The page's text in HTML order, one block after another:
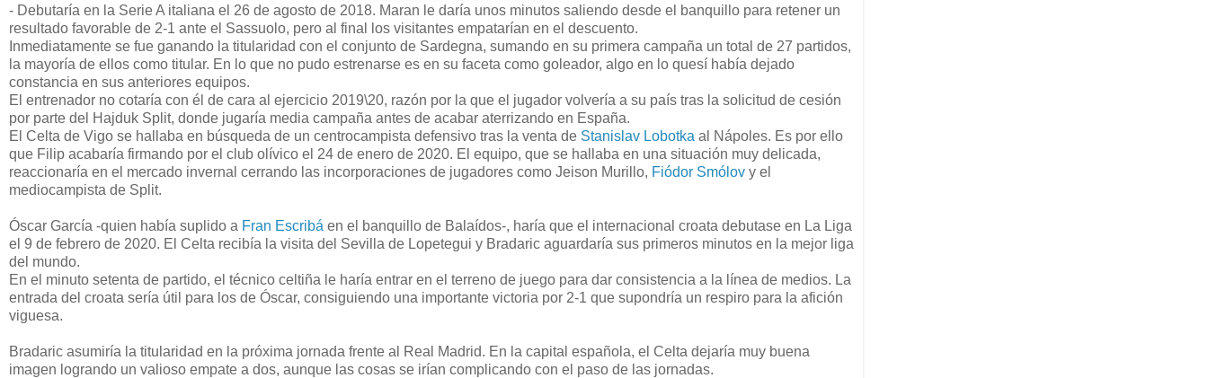
- Debutaría en la Serie A italiana el 26 de agosto de 2018. Maran le daría unos minutos saliendo desde el banquillo para retener un
resultado favorable de 2-1 ante el Sassuolo, pero al final los visitantes empatarían en el descuento.
Inmediatamente se fue ganando la titularidad con el conjunto de Sardegna, sumando en su primera campaña un total de 27 partidos,
la mayoría de ellos como titular. En lo que no pudo estrenarse es en su faceta como goleador, algo en lo quesí había dejado
constancia en sus anteriores equipos.
El entrenador no cotaría con él de cara al ejercicio 2019\20, razón por la que el jugador volvería a su país tras la solicitud de cesión
por parte del Hajduk Split, donde jugaría media campaña antes de acabar aterrizando en España.
El Celta de Vigo se hallaba en búsqueda de un centrocampista defensivo tras la venta de Stanislav Lobotka al Nápoles. Es por ello
que Filip acabaría firmando por el club olívico el 24 de enero de 2020. El equipo, que se hallaba en una situación muy delicada,
reaccionaría en el mercado invernal cerrando las incorporaciones de jugadores como Jeison Murillo, Fiódor Smólov y el
mediocampista de Split.
Óscar García -quien había suplido a Fran Escribá en el banquillo de Balaídos-, haría que el internacional croata debutase en La Liga
el 9 de febrero de 2020. El Celta recibía la visita del Sevilla de Lopetegui y Bradaric aguardaría sus primeros minutos en la mejor liga
del mundo.
En el minuto setenta de partido, el técnico celtiña le haría entrar en el terreno de juego para dar consistencia a la línea de medios. La
entrada del croata sería útil para los de Óscar, consiguiendo una importante victoria por 2-1 que supondría un respiro para la afición
viguesa.
Bradaric asumiría la titularidad en la próxima jornada frente al Real Madrid. En la capital española, el Celta dejaría muy buena
imagen logrando un valioso empate a dos, aunque las cosas se irían complicando con el paso de las jornadas.